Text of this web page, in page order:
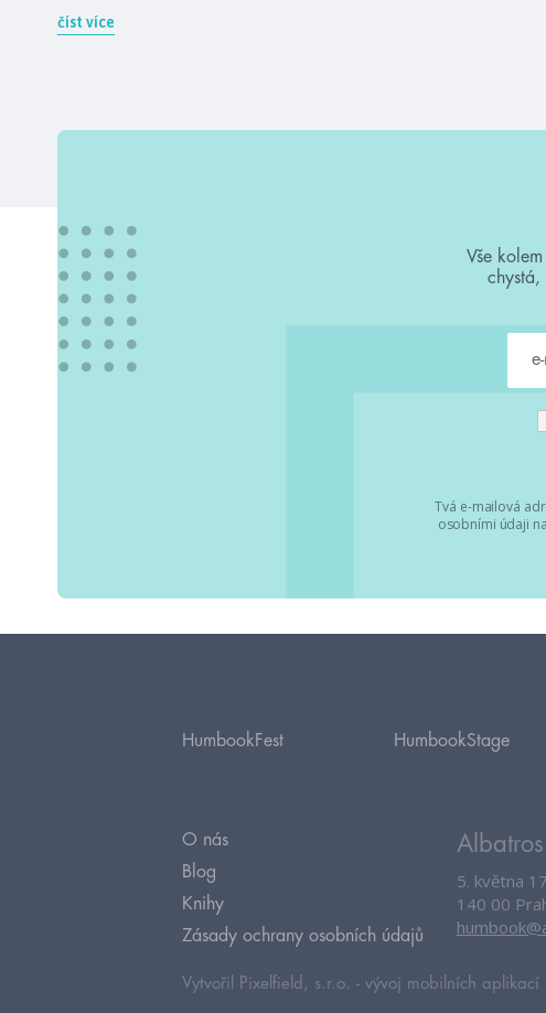
číst více
Vše
chystá,
Tvá e-mailová
osobními údaji
HumbookFest HumbookStage
O nás
Blog
Knihy
Zásady ochrany osobních údajů
5. května
140 00
Vytvořil Pixelfield, s.r.o. - vývoj mobilních aplikací